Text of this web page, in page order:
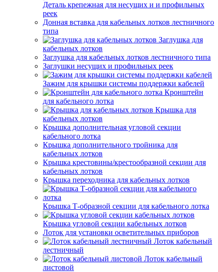
Деталь крепежная для несущих и и профильных
реек
Донная вставка для кабельных лотков лестничного
типа
Заглушка для
кабельных лотков
Заглушка для кабельных лотков лестничного типа
Заглушки несущих и профильных реек
Зажим для крышки системы поддержки кабелей
Кронштейн
для кабельного лотка
Крышка для
кабельных лотков
Крышка дополнительная угловой секции
кабельного лотка
Крышка дополнительного тройника для
кабельных лотков
Крышка крестовины/крестообразной секции для
кабельных лотков
Крышка переходника для кабельных лотков
Крышка Т-образной секции для кабельного лотка
Крышка угловой секции кабельных лотков
Лоток для установки осветительных приборов
Лоток кабельный
лестничный
Лоток кабельный
листовой